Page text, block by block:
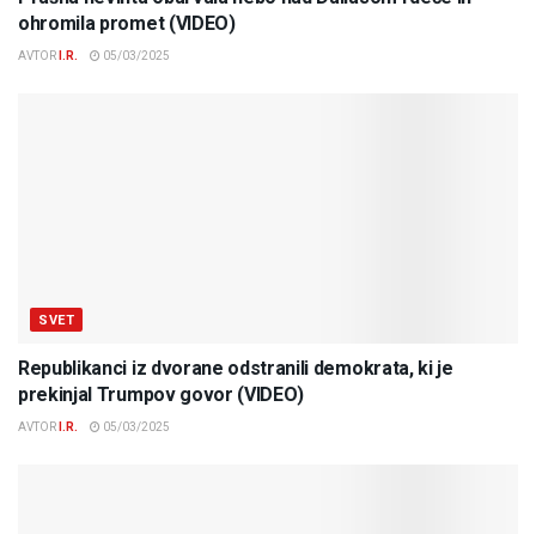
ohromila promet (VIDEO)
AVTOR I.R. 05/03/2025
SVET
Republikanci iz dvorane odstranili demokrata, ki je
prekinjal Trumpov govor (VIDEO)
AVTOR I.R. 05/03/2025